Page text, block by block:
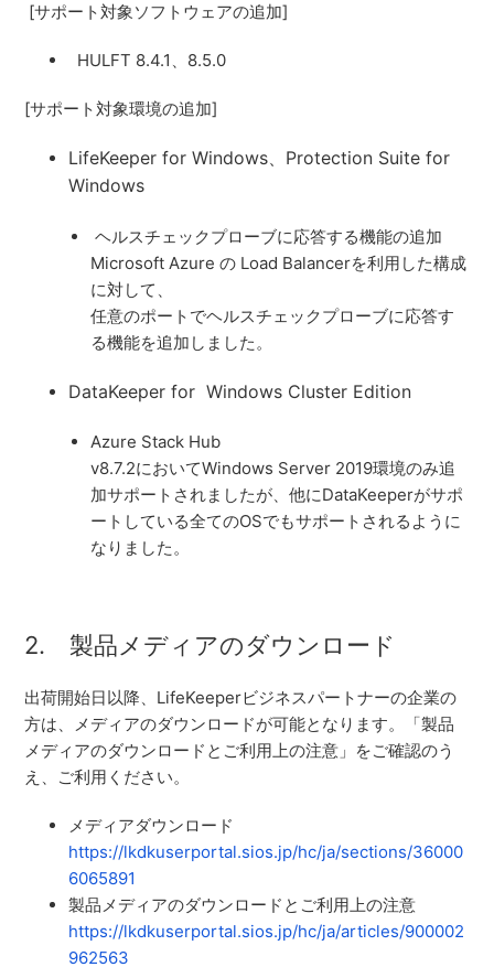
[サポート対象ソフトウェアの追加]
HULFT 8.4.1、8.5.0
[サポート対象環境の追加]
LifeKeeper for Windows、Protection Suite for
Windows
ヘルスチェックプローブに応答する機能の追加
Microsoft Azure の Load Balancerを利用した構成
に対して、
任意のポートでヘルスチェックプローブに応答す
る機能を追加しました。
DataKeeper for Windows Cluster Edition
Azure Stack Hub
v8.7.2においてWindows Server 2019環境のみ追
加サポートされましたが、他にDataKeeperがサポ
ートしている全てのOSでもサポートされるように
なりました。
2. 製品メディアのダウンロード
出荷開始日以降、LifeKeeperビジネスパートナーの企業の
方は、 メディアのダウンロードが可能となります。「製品
メディアのダウンロードとご利用上の注意」をご確認のう
え、ご利用ください。
メディアダウンロード
https://lkdkuserportal.sios.jp/hc/ja/sections/36000
6065891
製品メディアのダウンロードとご利用上の注意
https://lkdkuserportal.sios.jp/hc/ja/articles/900002
962563